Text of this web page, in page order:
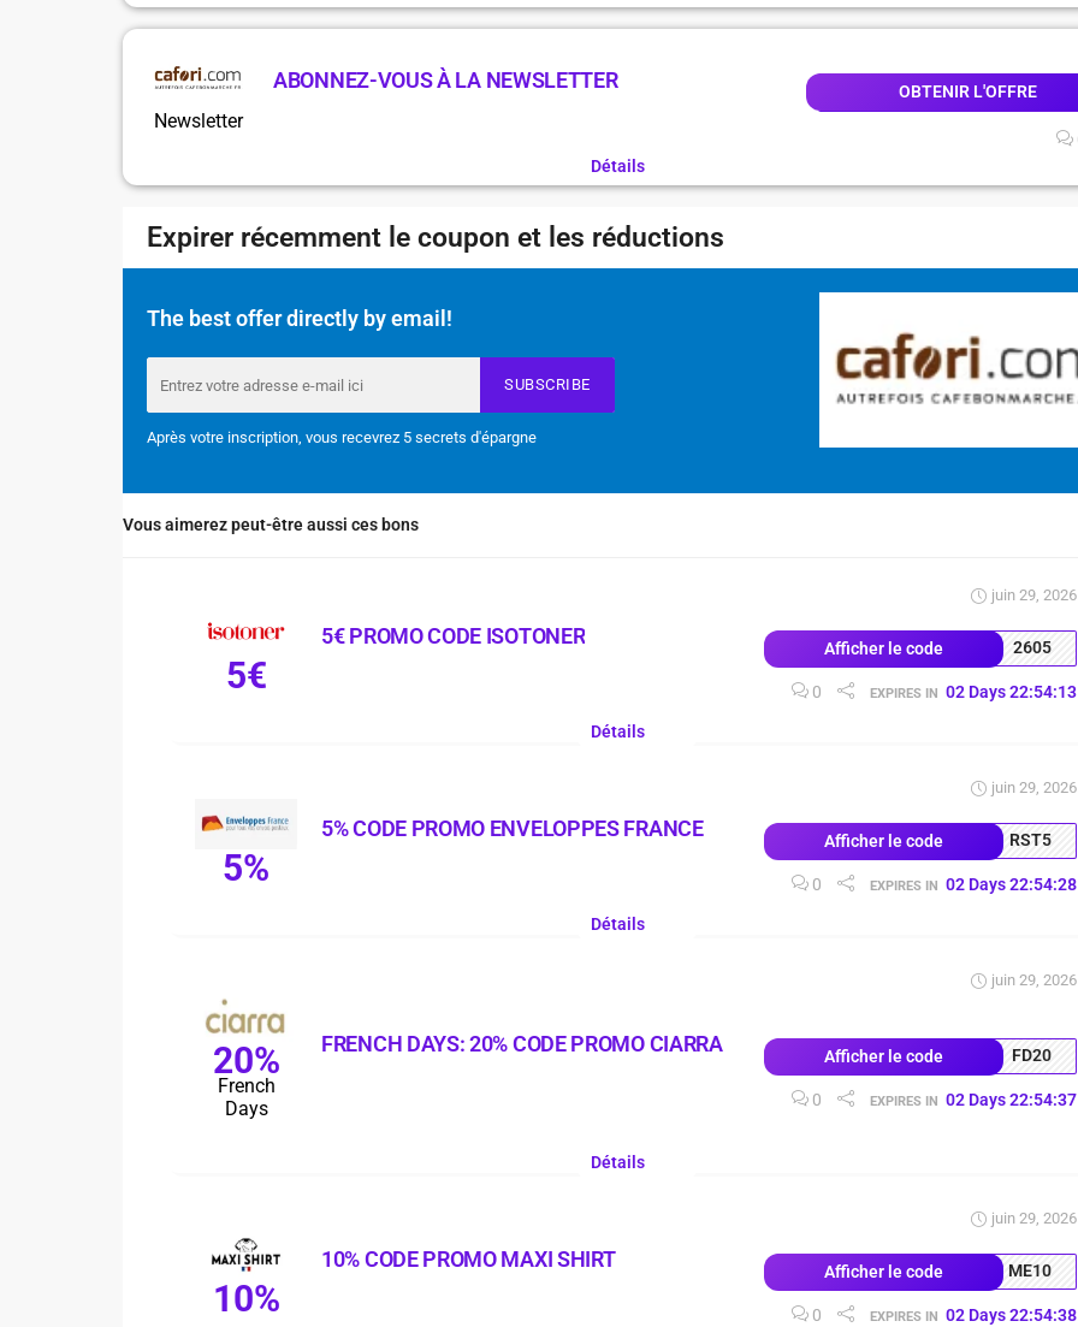
Newsletter
ABONNEZ-VOUS À LA NEWSLETTER OBTENIR L'OFFRE
Détails
Expirer récemment le coupon et les réductions
The best offer directly by email!
SUBSCRIBE
Après votre inscription, vous recevrez 5 secrets d'épargne
Vous aimerez peut-être aussi ces bons
5€
5€ PROMO CODE ISOTONER
juin 29, 2026
Afficher le code 2605
0 EXPIRES IN 02 Days 22:54:12
Détails
5%
5% CODE PROMO ENVELOPPES FRANCE
juin 29, 2026
Afficher le code RST5
0 EXPIRES IN 02 Days 22:54:27
Détails
20%
French
Days
FRENCH DAYS: 20% CODE PROMO CIARRA
juin 29, 2026
Afficher le code FD20
0 EXPIRES IN 02 Days 22:54:36
Détails
10%
10% CODE PROMO MAXI SHIRT
juin 29, 2026
Afficher le code ME10
0 EXPIRES IN 02 Days 22:54:37